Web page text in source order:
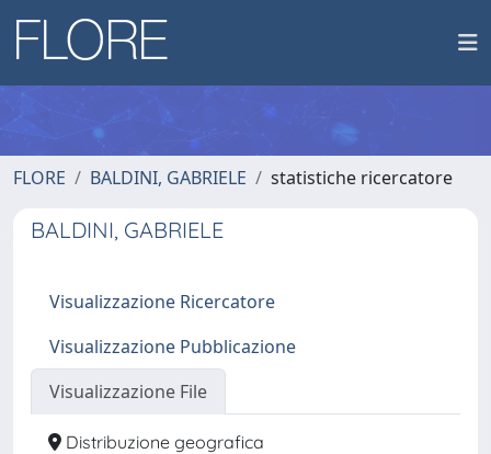
FLORE BALDINI, GABRIELE statistiche ricercatore
BALDINI, GABRIELE
Visualizzazione Ricercatore
Visualizzazione Pubblicazione
Visualizzazione File
Distribuzione geografica